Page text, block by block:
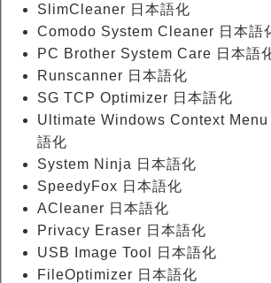
SlimCleaner 日本語化
Comodo System Cleaner 日本語
PC Brother System Care 日本語
Runscanner 日本語化
SG TCP Optimizer 日本語化
Ultimate Windows Context
語化
System Ninja 日本語化
SpeedyFox 日本語化
ACleaner 日本語化
Privacy Eraser 日本語化
USB Image Tool 日本語化
FileOptimizer 日本語化